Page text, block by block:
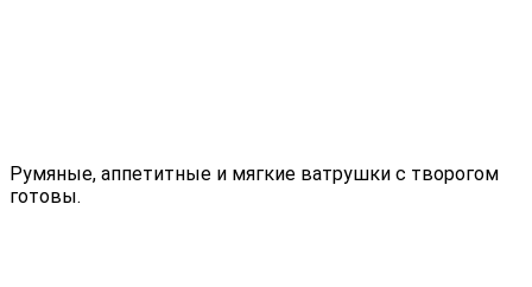
Румяные, аппетитные и мягкие ватрушки с творогом
готовы.